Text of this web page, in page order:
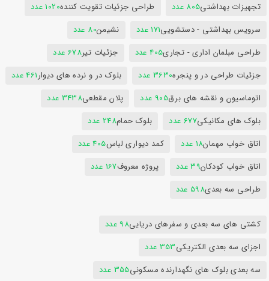
تجهیزات بهداشتی805 عدد طراحی جزئیات تقویت کننده1020 عدد
سرویس بهداشتی - دستشویی171 عدد نشیمن80 عدد
طراحی مبلمان اداری - تجاری405 عدد جزئیات تیر678 عدد
جزئیات طراحی در و پنجره3630 عدد بلوک در و نرده های دیوار461 عدد
اتوماسیون و نقشه های برق905 عدد پلان مقطعی3438 عدد
بلوک های مکانیکی677 عدد بلوک حمام248 عدد
اتاق خواب مهمان18 عدد کمد دیواری لباس405 عدد
اتاق خواب کودکان39 عدد پروژه معروف167 عدد
طراحی سه بعدی598 عدد
کشتی های سه بعدی و سفرهای دریایی98 عدد
اجزای سه بعدی الکتریکی353 عدد
سه بعدی بلوک های نگهدارنده مسکونی355 عدد